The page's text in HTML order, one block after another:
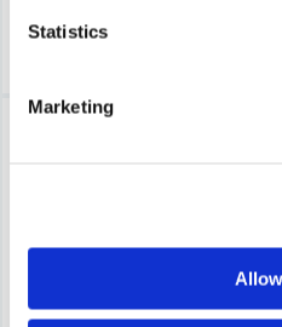
Statistics
Marketing